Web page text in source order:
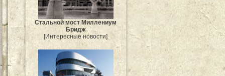
Стальной мост Миллениум
Бридж
[Интересные новости]